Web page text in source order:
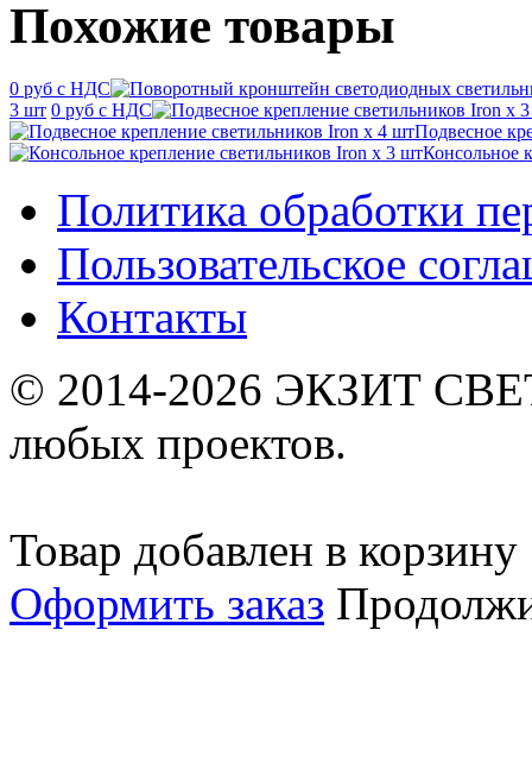
Похожие товары
0 руб с НДС
3 шт 0 руб с НДС
Подвесное
Консольное
Политика обработки
Пользовательское
Контакты
© 2014-2026 ЭКЗИТ
любых проектов.
Товар добавлен в корзину
Оформить заказ